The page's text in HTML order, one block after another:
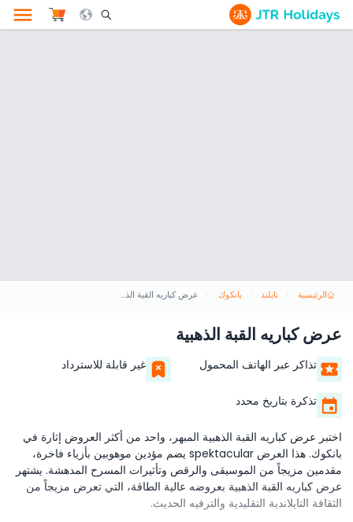
Search Opener Icon
الرئيسية تايلند بانكوك عرض كباريه القبة الذهبية
عرض كباريه القبة الذهبية
تذاكر عبر الهاتف المحمول غير قابلة للاسترداد
تذكرة بتاريخ محدد
اختبر عرض كباريه القبة الذهبية المبهر، واحد من أكثر العروض إثارة في
بانكوك. هذا العرض spektacular يضم مؤدين موهوبين بأزياء فاخرة،
مقدمين مزيجاً من الموسيقى والرقص وتأثيرات المسرح المدهشة. يشتهر
عرض كباريه القبة الذهبية بعروضه عالية الطاقة، التي تعرض مزيجاً من
الثقافة التايلاندية التقليدية والترفيه الحديث.